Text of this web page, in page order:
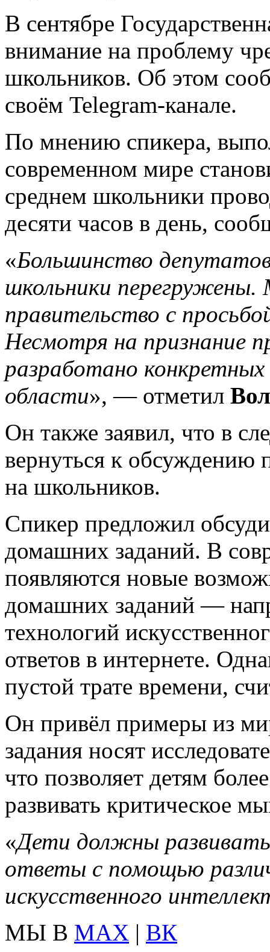
В сентябре
внимание на проблему
школьников. Об этом
своём Telegram-канале.
По мнению спикера,
современном мире
среднем школьники
десяти часов в день,
«Большинство
школьники
правительство с
Несмотря на признание
разработано
области», — отметил
Он также заявил, что в
вернуться к обсуждению
на школьников.
Спикер предложил
домашних заданий. В
появляются новые
домашних заданий —
технологий
ответов в интернете.
пустой трате времени,
Он привёл примеры из
задания носят
что позволяет детям
развивать критическое
«Дети должны
ответы с помощью
искусственного
МЫ В MAX | ВК